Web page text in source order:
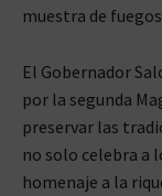
muestra de
El Gobernador
por la segunda
preservar las
no solo celebra a
homenaje a la